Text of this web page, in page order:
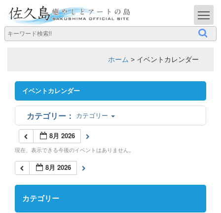
ホーム > イベントカレンダー
イベントカレンダー
カテゴリー
8月 2026
現在、表示できる今後のイベントはありません。
8月 2026
カテゴリー